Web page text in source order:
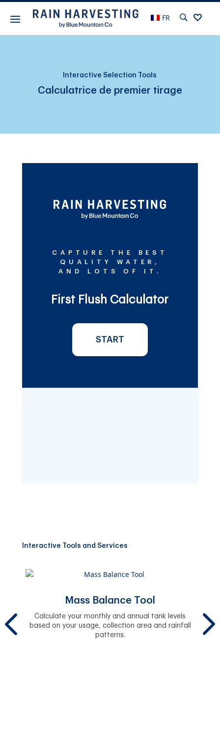
FR
Interactive Selection Tools
Calculatrice de premier tirage
CAPTURE THE BEST
QUALITY WATER,
AND LOTS OF IT.
First Flush Calculator
START
Interactive Tools and Services
Mass Balance Tool
Calculate your monthly and annual tank levels
based on your usage, collection area and rainfall
patterns.